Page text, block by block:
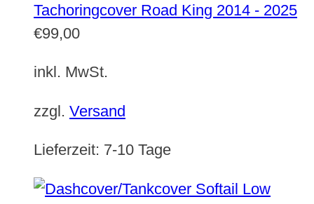
Tachoringcover Road King 2014 - 2025
€99,00
inkl. MwSt.
zzgl. Versand
Lieferzeit: 7-10 Tage